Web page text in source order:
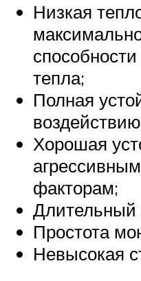
Низкая
тепла;
Полная
Хорошая
факторам;
Длительный
Простота
Невысокая